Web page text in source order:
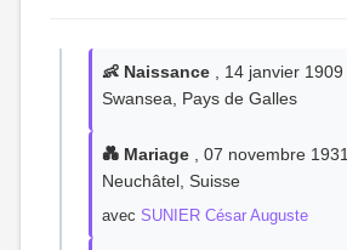
👶 Naissance , 14 janvier
Swansea, Pays de Galles
💑 Mariage , 07 novembre
Neuchâtel, Suisse
avec SUNIER César Auguste